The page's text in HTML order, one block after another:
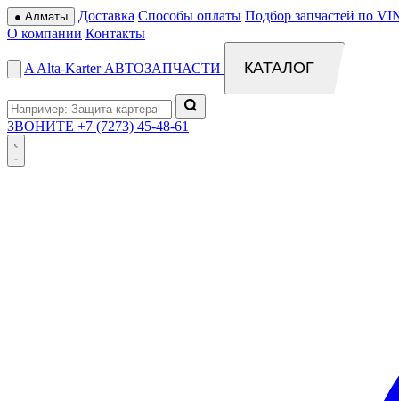
● Алматы Доставка Способы оплаты Подбор запчастей по
О компании Контакты
A Alta-Karter АВТОЗАПЧАСТИ КАТАЛОГ
ЗВОНИТЕ +7 (7273) 45-48-61